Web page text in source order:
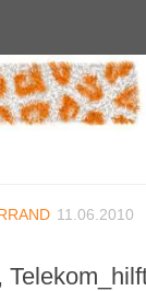
11.06.2010